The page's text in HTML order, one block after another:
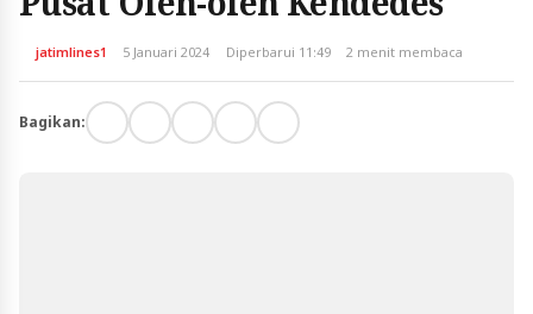
jatimlines1 5 Januari 2024 Diperbarui 11:49 2 menit membaca
Bagikan: